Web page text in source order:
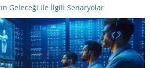
Geleceği ile İlgili Senaryolar